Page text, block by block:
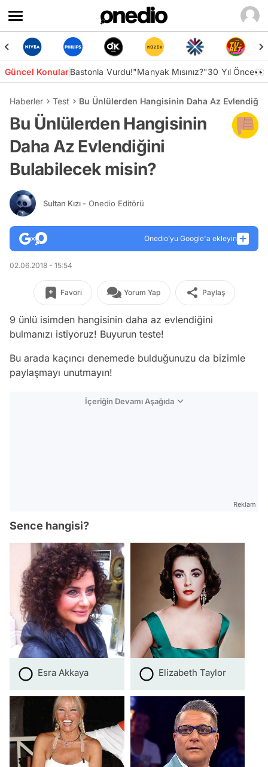
Güncel KonularBastonla Vurdu!"Manyak Mısınız?"30 Yıl Önce👀
Haberler Test Bu Ünlülerden Hangisinin Daha Az
Bu Ünlülerden Hangisinin
Daha Az Evlendiğini
Bulabilecek misin?
Sultan Kızı - Onedio Editörü
Onedio’yu Google'a ekleyin
02.06.2018 - 15:54
Favori Yorum Yap Paylaş
9 ünlü isimden hangisinin daha az evlendiğini
bulmanızı istiyoruz! Buyurun teste!
Bu arada kaçıncı denemede bulduğunuzu da bizimle
paylaşmayı unutmayın!
İçeriğin Devamı Aşağıda
Reklam
Sence hangisi?
Esra Akkaya Elizabeth Taylor